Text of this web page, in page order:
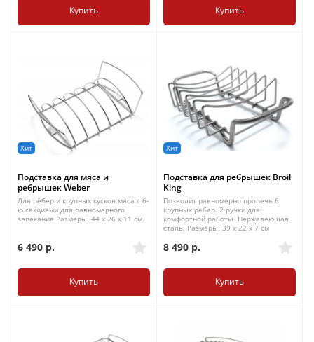
Купить Купить
Хит
Подставка для мяса и
ребрышек Weber
Для рёбер и крупных кусков мяса с 6-
ю секциями для равномерного
запекания.Размеры: 44 x 26 x 11 см.
6 490 р.
Купить
Хит
Подставка для ребрышек Broil
King
Позволит равномерно пропечь 6
крупных ребер. 2 ручки для
комфортной работы. Нержавеющая
сталь. Размеры: 39 x 22 x 7 см
8 490 р.
Купить